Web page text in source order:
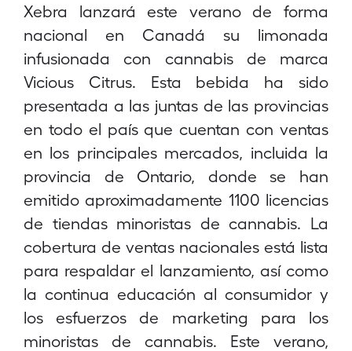
Xebra lanzará este verano de forma
nacional en Canadá su limonada
infusionada con cannabis de marca
Vicious Citrus. Esta bebida ha sido
presentada a las juntas de las provincias
en todo el país que cuentan con ventas
en los principales mercados, incluida la
provincia de Ontario, donde se han
emitido aproximadamente 1100 licencias
de tiendas minoristas de cannabis. La
cobertura de ventas nacionales está lista
para respaldar el lanzamiento, así como
la continua educación al consumidor y
los esfuerzos de marketing para los
minoristas de cannabis. Este verano,